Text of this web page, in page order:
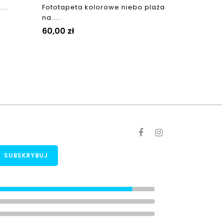
Fototapeta kolorowe niebo plaża
na.....
Cena
60,00 zł